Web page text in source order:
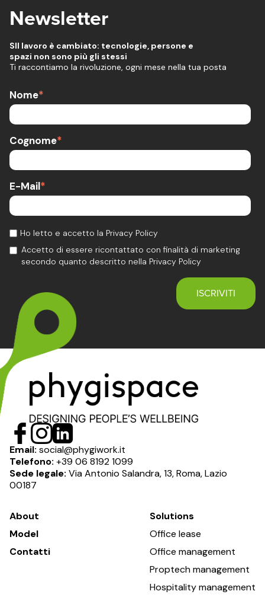
Newsletter
SIl lavoro è cambiato: tecnologie, persone e
spazi non sono più gli stessi
Ti raccontiamo la rivoluzione, ogni mese nella tua posta
Nome*
Cognome*
E-Mail*
Ho letto e accetto la Privacy Policy
Accetto di essere ricontattato con finalità di marketing
secondo quanto descritto nella Privacy Policy
Email: social@phygiwork.it
Telefono: +39 06 8192 1099
Sede legale: Via Antonio Salandra, 13, Roma, Lazio
00187
About
Model
Contatti
Solutions
Office lease
Office management
Proptech management
Hospitality management